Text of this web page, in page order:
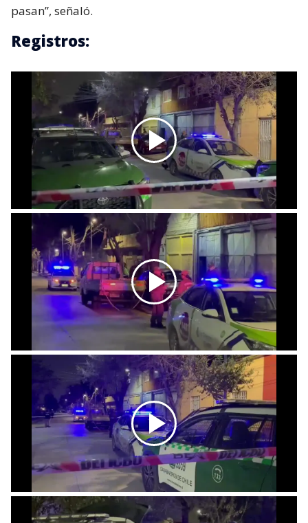
pasan”, señaló.
Registros: